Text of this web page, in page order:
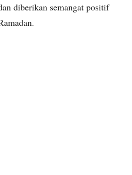
diberikan semangat positif